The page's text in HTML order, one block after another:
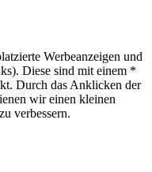
Werbeanzeigen und
Diese sind mit einem *
Durch das Anklicken der
wir einen kleinen
verbessern.